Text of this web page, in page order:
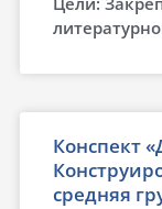
Конспект
средняя